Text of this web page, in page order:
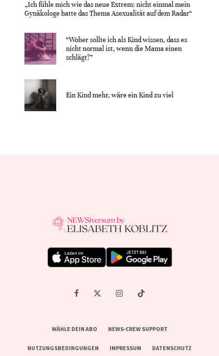
„Ich fühle mich wie das neue Extrem: nicht einmal mein
Gynäkologe hatte das Thema Asexualität auf dem Radar“
“Woher sollte ich als Kind wissen, dass es
nicht normal ist, wenn die Mama einen
schlägt?”
Ein Kind mehr, wäre ein Kind zu viel
WÄHLE DEIN ABO NEWS-CREW SUPPORT
NUTZUNGSBEDINGUNGEN IMPRESSUM DATENSCHUTZ